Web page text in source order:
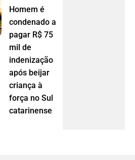
Homem é
condenado a
pagar R$ 75
mil de
indenização
após beijar
criança à
força no Sul
catarinense